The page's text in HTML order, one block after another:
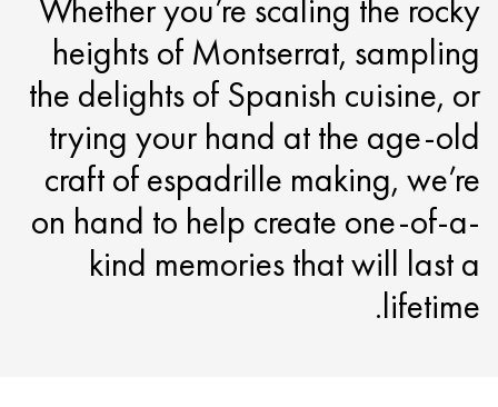
Whether you’re scaling the rocky
heights of Montserrat, sampling
the delights of Spanish cuisine, or
trying your hand at the age-old
craft of espadrille making, we’re
on hand to help create one-of-a-
kind memories that will last a
lifetime.